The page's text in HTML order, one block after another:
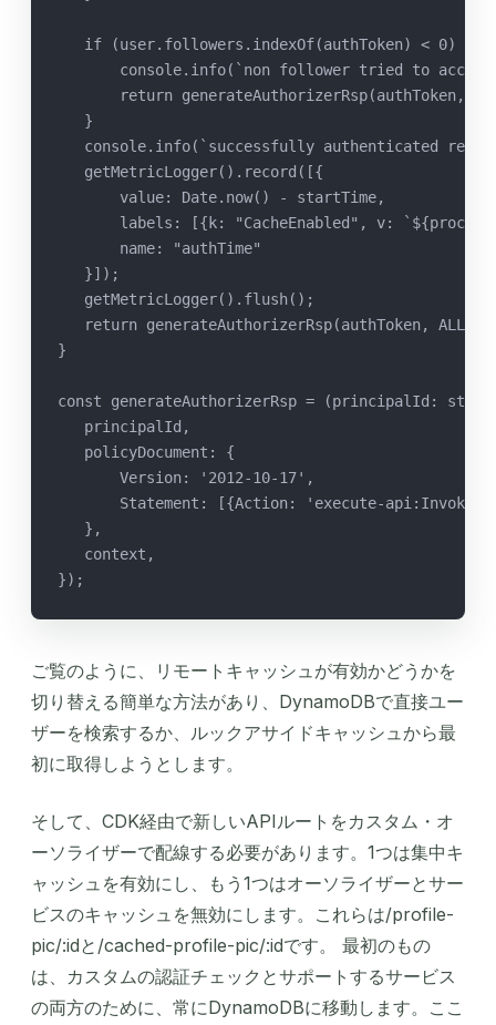
   if (user.followers.indexOf(authToken) < 0) {
console.info(`non follower tried to
return generateAuthorizerRsp(authToken,
   }
console.info(`successfully authenticated
   getMetricLogger().record([{
       value: Date.now() - startTime,
labels: [{k: "CacheEnabled", v:
       name: "authTime"
   }]);
   getMetricLogger().flush();
return generateAuthorizerRsp(authToken,
}
const generateAuthorizerRsp = (principalId:
   principalId,
   policyDocument: {
       Version: '2012-10-17',
Statement: [{Action: 'execute-
   },
   context,
});
ご覧のように、リモートキャッシュが有効かどうかを
切り替える簡単な方法があり、DynamoDBで直接ユー
ザーを検索するか、ルックアサイドキャッシュから最
初に取得しようとします。
そして、CDK経由で新しいAPIルートをカスタム・オ
ーソライザーで配線する必要があります。1つは集中キ
ャッシュを有効にし、もう1つはオーソライザーとサー
ビスのキャッシュを無効にします。これらは/profile-
pic/:idと/cached-profile-pic/:idです。 最初のもの
は、カスタムの認証チェックとサポートするサービス
の両方のために、常にDynamoDBに移動します。ここ